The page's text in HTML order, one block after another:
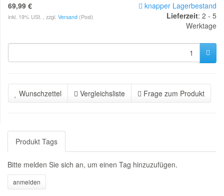
69,99 €
inkl. 19% USt. , zzgl. Versand (Post)
knapper Lagerbestand
Lieferzeit: 2 - 5
Werktage
Wunschzettel Vergleichsliste Frage zum Produkt
Produkt Tags
Bitte melden Sie sich an, um einen Tag hinzuzufügen.